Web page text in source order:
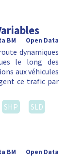
Open Data
BM
dynamiques
le long des
aux véhicules
ce trafic par
SHP
SLD
Open Data
BM